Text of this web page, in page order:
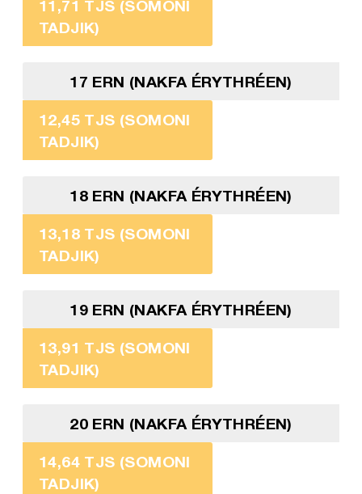
11,71 TJS (SOMONI
TADJIK)
17 ERN (NAKFA ÉRYTHRÉEN)
12,45 TJS (SOMONI
TADJIK)
18 ERN (NAKFA ÉRYTHRÉEN)
13,18 TJS (SOMONI
TADJIK)
19 ERN (NAKFA ÉRYTHRÉEN)
13,91 TJS (SOMONI
TADJIK)
20 ERN (NAKFA ÉRYTHRÉEN)
14,64 TJS (SOMONI
TADJIK)